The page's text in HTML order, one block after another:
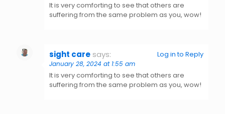
It is very comforting to see that others are
suffering from the same problem as you, wow!
sight care says:
January 28, 2024 at 1:55 am
It is very comforting to see that others are
suffering from the same problem as you, wow!
Log in to Reply